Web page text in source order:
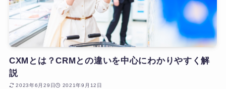
CXMとは？CRMとの違いを中心にわかりやすく解
説
2023年6月29日 2021年9月12日